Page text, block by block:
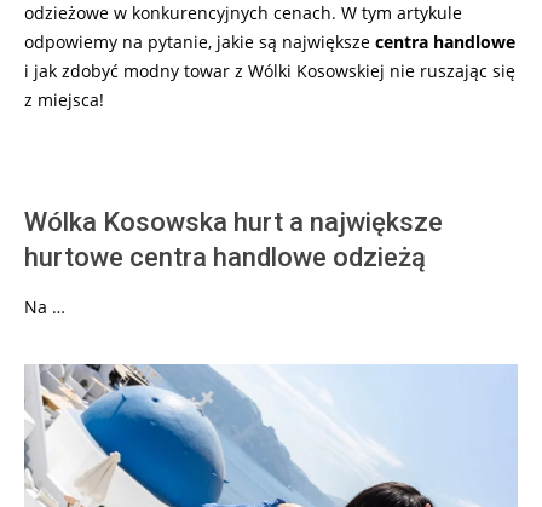
odzieżowe w konkurencyjnych cenach. W tym artykule
odpowiemy na pytanie, jakie są największe centra handlowe
i jak zdobyć modny towar z Wólki Kosowskiej nie ruszając się
z miejsca!
Wólka Kosowska hurt a największe
hurtowe centra handlowe odzieżą
Na …